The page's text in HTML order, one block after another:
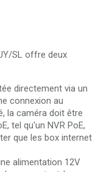
SL offre deux
directement via un
connexion au
la caméra doit être
tel qu'un NVR PoE,
que les box internet
alimentation 12V